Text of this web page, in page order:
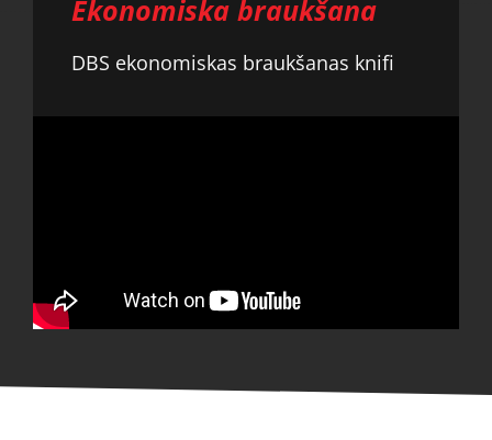
Ekonomiska braukšana
DBS ekonomiskas braukšanas knifi